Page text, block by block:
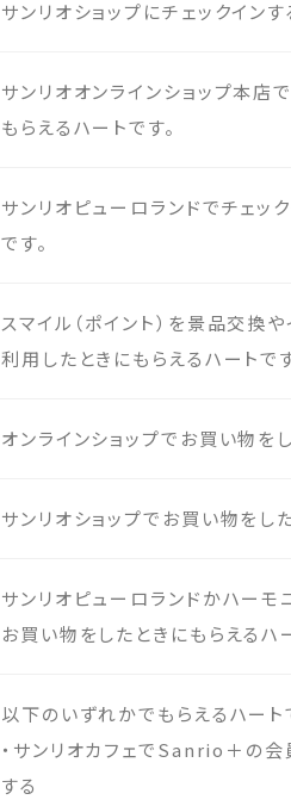
サンリオショップにチェックイン
サンリオオンラインショップ本店
もらえるハートです。
サンリオピューロランドでチェッ
です。
スマイル（ポイント）を景品交換
利用したときにもらえるハートです
オンラインショップでお買い物を
サンリオショップでお買い物をし
サンリオピューロランドかハー
お買い物をしたときにもらえるハ
以下のいずれかでもらえるハート
・サンリオカフェでSanrio＋の
する